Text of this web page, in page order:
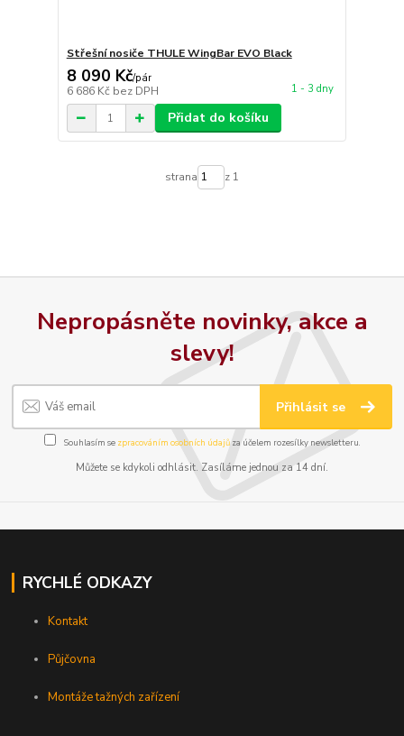
Střešní nosiče THULE WingBar EVO Black
8 090 Kč/pár
6 686 Kč bez DPH 1 - 3 dny
Přidat do košíku
strana z 1
Nepropásněte novinky, akce a
slevy!
Přihlásit se
Souhlasím se zpracováním osobních údajůza účelem rozesílky newsletteru.
Můžete se kdykoli odhlásit. Zasíláme jednou za 14 dní.
RYCHLÉ ODKAZY
Kontakt
Půjčovna
Montáže tažných zařízení